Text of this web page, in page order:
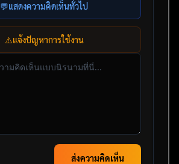
💬แสดงความคิดเห็นทั่วไป
⚠️แจ้งปัญหาการใช้งาน
ส่งความคิดเห็น